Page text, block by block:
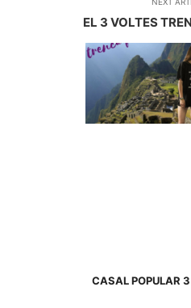
EL 3 VOLTES
CASAL POPULAR